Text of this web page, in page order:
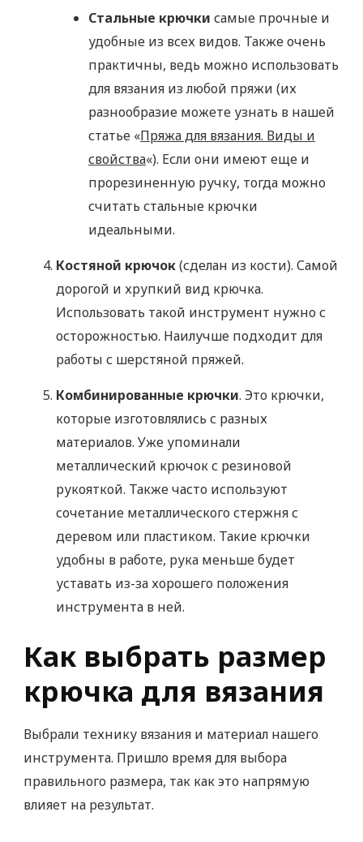
Стальные крючки самые прочные и
удобные из всех видов. Также очень
практичны, ведь можно использовать
для вязания из любой пряжи (их
разнообразие можете узнать в нашей
статье «Пряжа для вязания. Виды и
свойства«). Если они имеют еще и
прорезиненную ручку, тогда можно
считать стальные крючки
идеальными.
Костяной крючок(сделан из кости). Самой
дорогой и хрупкий вид крючка.
Использовать такой инструмент нужно с
осторожностью. Наилучше подходит для
работы с шерстяной пряжей.
Комбинированные крючки. Это крючки,
которые изготовлялись с разных
материалов. Уже упоминали
металлический крючок с резиновой
рукояткой. Также часто используют
сочетание металлического стержня с
деревом или пластиком. Такие крючки
удобны в работе, рука меньше будет
уставать из-за хорошего положения
инструмента в ней.
Как выбрать размер
крючка для вязания
Выбрали технику вязания и материал нашего
инструмента. Пришло время для выбора
правильного размера, так как это напрямую
влияет на результат.